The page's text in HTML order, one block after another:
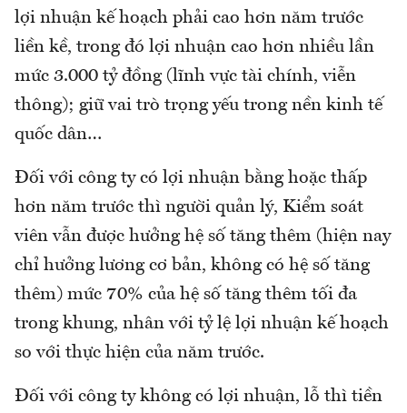
lợi nhuận kế hoạch phải cao hơn năm trước
liền kề, trong đó lợi nhuận cao hơn nhiều lần
mức 3.000 tỷ đồng (lĩnh vực tài chính, viễn
thông); giữ vai trò trọng yếu trong nền kinh tế
quốc dân…
Đối với công ty có lợi nhuận bằng hoặc thấp
hơn năm trước thì người quản lý, Kiểm soát
viên vẫn được hưởng hệ số tăng thêm (hiện nay
chỉ hưởng lương cơ bản, không có hệ số tăng
thêm) mức 70% của hệ số tăng thêm tối đa
trong khung, nhân với tỷ lệ lợi nhuận kế hoạch
so với thực hiện của năm trước.
Đối với công ty không có lợi nhuận, lỗ thì tiền